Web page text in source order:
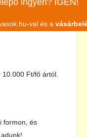
ingyen? IGEN!
val és a
Ft/fő ártól.
formon, és